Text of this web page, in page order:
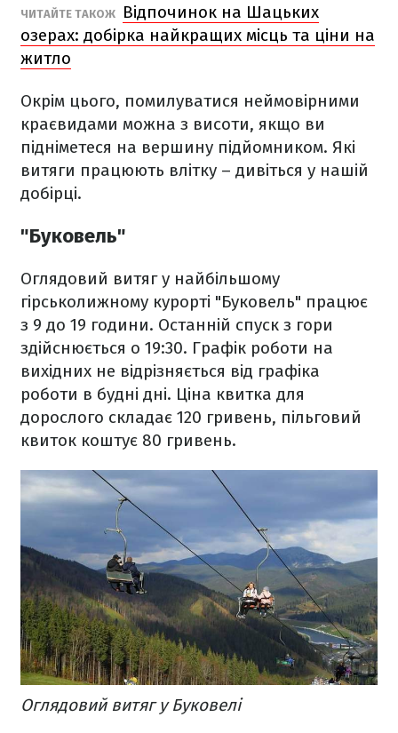
ЧИТАЙТЕ ТАКОЖ
Відпочинок на Шацьких
озерах: добірка найкращих місць та ціни на
житло
Окрім цього, помилуватися неймовірними
краєвидами можна з висоти, якщо ви
підніметеся на вершину підйомником. Які
витяги працюють влітку – дивіться у нашій
добірці.
"Буковель"
Оглядовий витяг у найбільшому
гірськолижному курорті "Буковель" працює
з 9 до 19 години. Останній спуск з гори
здійснюється о 19:30. Графік роботи на
вихідних не відрізняється від графіка
роботи в будні дні. Ціна квитка для
дорослого складає 120 гривень, пільговий
квиток коштує 80 гривень.
Оглядовий витяг у Буковелі